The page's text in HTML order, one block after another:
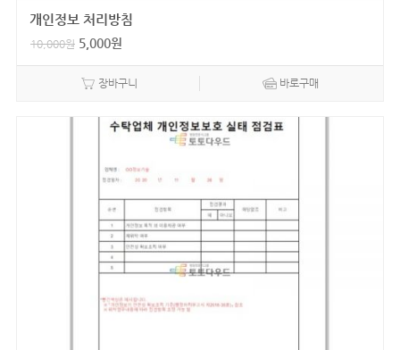
개인정보 처리방침
10,000원 5,000원
장바구니 바로구매